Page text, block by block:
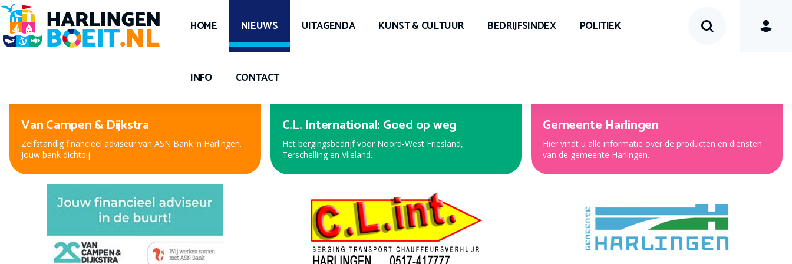
HOME NIEUWS UITAGENDA KUNST & CULTUUR BEDRIJFSINDEX POLITIEK
INFO CONTACT
Peter Kuiper, voor oog en oor
Nieuwe bril, contactlenzen of hooroplossing? Bij Peter
Kuiper, dé opticien en audicien bent u aan het juiste adres.
Expert Harlingen
Bekijk de nieuwe folder met de beste aanbiedingen!
Gemeente Harlingen
Hier vindt u alle informatie over de producten en diensten
van de gemeente Harlingen.